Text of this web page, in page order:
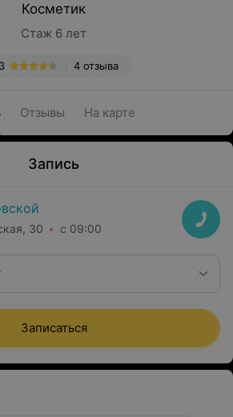
Косметик
Стаж 6 лет
4 отзыва
Отзывы На карте
Запись
30 с 09:00
Записаться